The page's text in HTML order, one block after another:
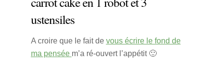
ustensiles
A croire que le fait de vous écrire le fond de
ma pensée m’a ré-ouvert l’appétit 🙂